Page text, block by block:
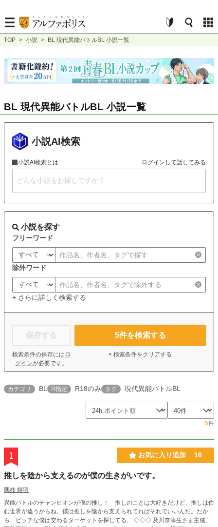
TOP > 小説 > BL 現代異能バトルBL 小説一覧
BL 現代異能バトルBL 小説一覧
小説AI検索
小説AI検索とは ログインして話してみる
小説を探す
フリーワード
除外ワード
+ さらに詳しく検索する
保存する
検索条件の保存には ロ
グインが必要です。
5件を検索する
× 検索条件をクリアする
カテゴリ BL R指定 R18のみ タグ 現代異能バトルBL
5件
1 お気に入り追加 16
推しを陰から支えるのが僕の生きがいです。
隅枝 輝羽
異能バトルのチャンピオンが僕の推し！ 推しのことは大好きだけど、推しは住
む世界が違うからね。僕は推しを陰から支えられてればそれでいいんだ。だか
ら、ビッチな僕は交わるターゲットを探してる。 ◇◇◇ 及川奈津生さま主催、